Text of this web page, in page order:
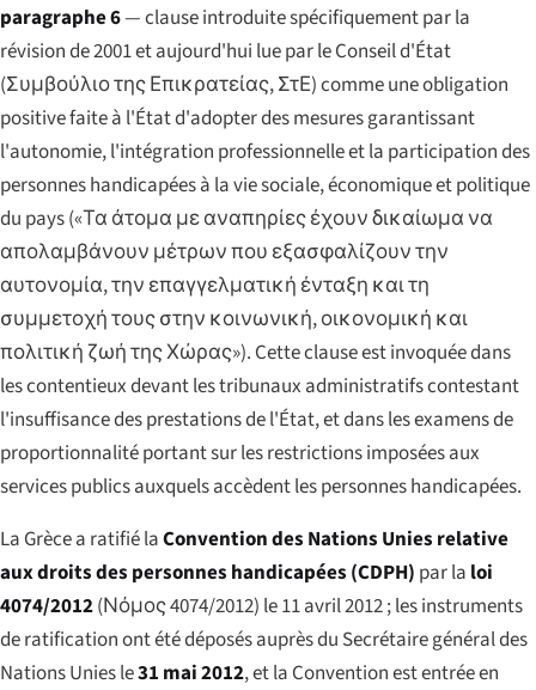
paragraphe 6— clause introduite spécifiquement par la
révision de 2001 et aujourd'hui lue par le Conseil d'État
(Συμβούλιο της Επικρατείας, ΣτΕ) comme une obligation
positive faite à l'État d'adopter des mesures garantissant
l'autonomie, l'intégration professionnelle et la participation des
personnes handicapées à la vie sociale, économique et politique
du pays («Τα άτομα με αναπηρίες έχουν δικαίωμα να
απολαμβάνουν μέτρων που εξασφαλίζουν την
αυτονομία, την επαγγελματική ένταξη και τη
συμμετοχή τους στην κοινωνική, οικονομική και
πολιτική ζωή της Χώρας»). Cette clause est invoquée dans
les contentieux devant les tribunaux administratifs contestant
l'insuffisance des prestations de l'État, et dans les examens de
proportionnalité portant sur les restrictions imposées aux
services publics auxquels accèdent les personnes handicapées.
La Grèce a ratifié laConvention des Nations Unies relative
aux droits des personnes handicapées (CDPH) par la loi
4074/2012(Νόμος 4074/2012) le 11 avril 2012 ; les instruments
de ratification ont été déposés auprès du Secrétaire général des
Nations Unies le31 mai 2012, et la Convention est entrée en